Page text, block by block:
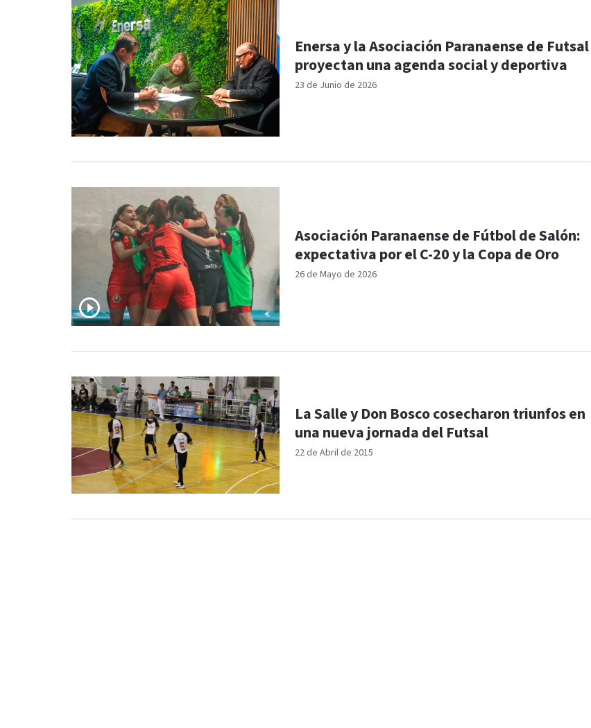
23 de Junio de 2026
Enersa y la Asociación Paranaense de Futsal
proyectan una agenda social y deportiva
26 de Mayo de 2026
Asociación Paranaense de Fútbol de Salón:
expectativa por el C-20 y la Copa de Oro
22 de Abril de 2015
La Salle y Don Bosco cosecharon triunfos en
una nueva jornada del Futsal